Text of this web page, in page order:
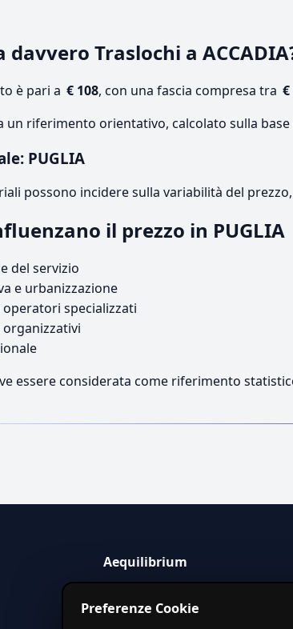
Traslochi a
è pari a € 108, con una fascia compresa tra €
un riferimento orientativo, calcolato sulla base
PUGLIA
possono incidere sulla variabilità del
il prezzo in PUGLIA
del servizio
e urbanizzazione
specializzati
organizzativi
essere considerata come riferimento
Aequilibrium
servizi in Italia.
Preferenze Cookie